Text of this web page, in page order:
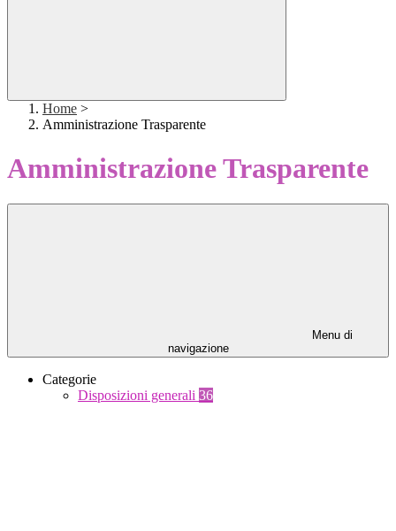
Home >
Amministrazione Trasparente
Amministrazione Trasparente
Menu di
navigazione
Categorie
Disposizioni generali 36